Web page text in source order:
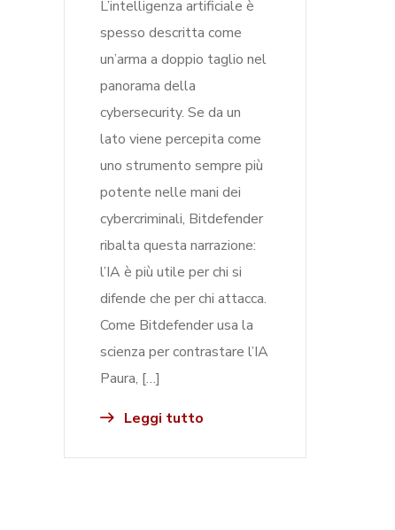
L’intelligenza artificiale è
spesso descritta come
un’arma a doppio taglio nel
panorama della
cybersecurity. Se da un
lato viene percepita come
uno strumento sempre più
potente nelle mani dei
cybercriminali, Bitdefender
ribalta questa narrazione:
l’IA è più utile per chi si
difende che per chi attacca.
Come Bitdefender usa la
scienza per contrastare l’IA
Paura, […]
Leggi tutto